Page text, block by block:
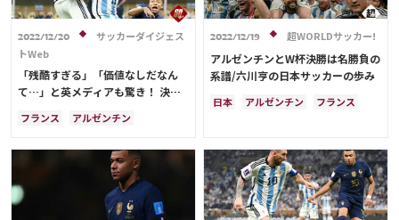
ご利用にあたって
プライバシーポリシー
お問い合わせ
Share
© AbemaTV. Inc. All Rights Reserved.
2022/12/20
サッカーダイジェス
トWeb
「残酷すぎる」「価値なしだなん
て…」と英メディアも驚き！ 決勝
が辛辣採点！【Ｗ杯】
フランス
アルゼンチン
リオネル・メッシ
エンゴロ・カンテ
アントワーヌ・グリーズマン
2022/12/19 超WORLDサッカー!
アルゼンチンとW杯決勝は名勝負の
系譜/六川亨の日本サッカーの歩み
日本 アルゼンチン
フランス
ブラジル
アンヘル・ディ・マリア
ポーランド
メキシコ
キリアン・ムバッペ